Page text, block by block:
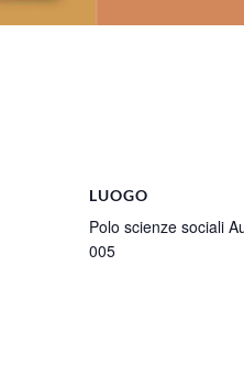
LUOGO
Polo scienze sociali
005